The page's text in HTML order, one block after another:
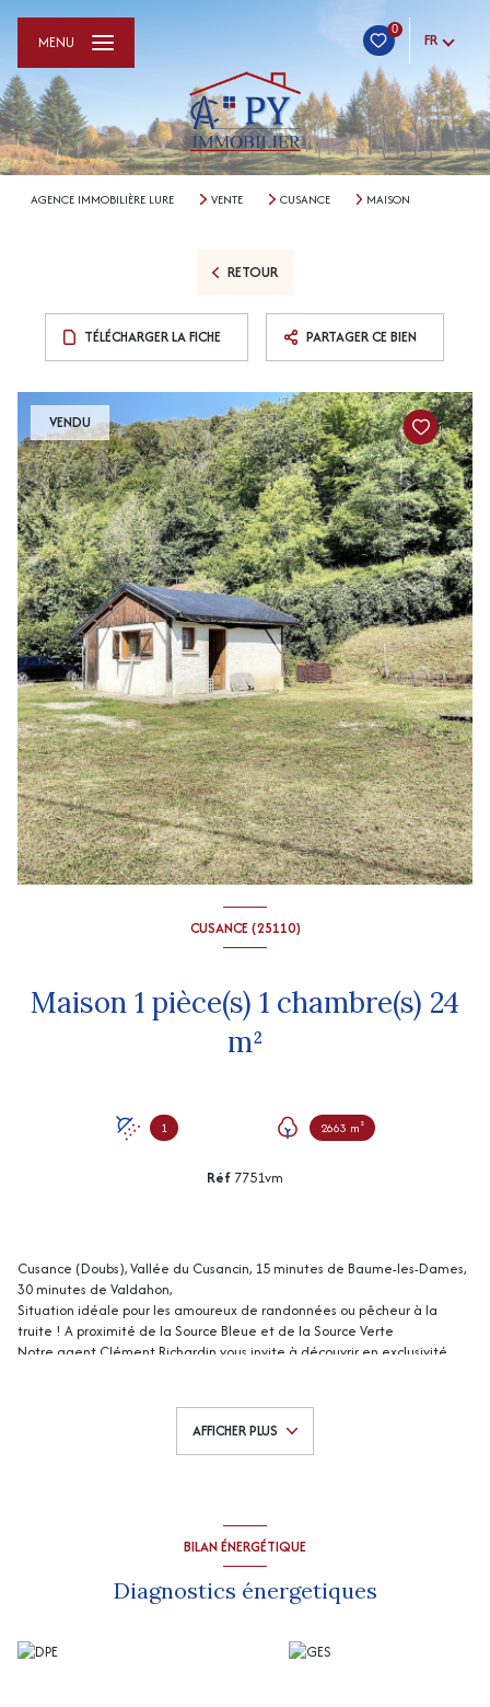
0
FR
MENU
AGENCE IMMOBILIÈRE LURE VENTE CUSANCE MAISON
RETOUR
TÉLÉCHARGER LA FICHE PARTAGER CE BIEN
VENDU
CUSANCE (25110)
Maison 1 pièce(s) 1 chambre(s) 24
m²
1 2663 m²
Réf 7751vm
Cusance (Doubs), Vallée du Cusancin, 15 minutes de Baume-les-Dames,
30 minutes de Valdahon,
Situation idéale pour les amoureux de randonnées ou pêcheur à la
truite ! A proximité de la Source Bleue et de la Source Verte
Notre agent Clément Richardin vous invite à découvrir en exclusivité
Elle comprend une pièce avec kitchenette, douche et wc.
AFFICHER PLUS
BILAN ÉNERGÉTIQUE
Diagnostics énergetiques